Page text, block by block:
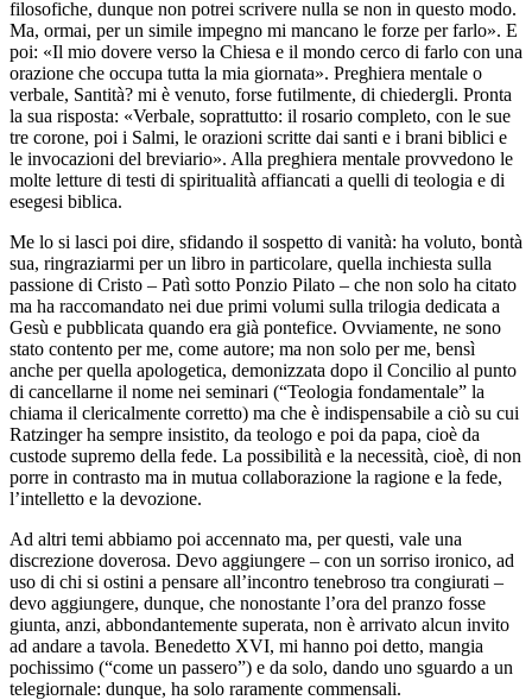
filosofiche, dunque non potrei scrivere nulla se non in questo modo.
Ma, ormai, per un simile impegno mi mancano le forze per farlo». E
poi: «Il mio dovere verso la Chiesa e il mondo cerco di farlo con una
orazione che occupa tutta la mia giornata». Preghiera mentale o
verbale, Santità? mi è venuto, forse futilmente, di chiedergli. Pronta
la sua risposta: «Verbale, soprattutto: il rosario completo, con le sue
tre corone, poi i Salmi, le orazioni scritte dai santi e i brani biblici e
le invocazioni del breviario». Alla preghiera mentale provvedono le
molte letture di testi di spiritualità affiancati a quelli di teologia e di
esegesi biblica.
Me lo si lasci poi dire, sfidando il sospetto di vanità: ha voluto, bontà
sua, ringraziarmi per un libro in particolare, quella inchiesta sulla
passione di Cristo – Patì sotto Ponzio Pilato – che non solo ha citato
ma ha raccomandato nei due primi volumi sulla trilogia dedicata a
Gesù e pubblicata quando era già pontefice. Ovviamente, ne sono
stato contento per me, come autore; ma non solo per me, bensì
anche per quella apologetica, demonizzata dopo il Concilio al punto
di cancellarne il nome nei seminari (“Teologia fondamentale” la
chiama il clericalmente corretto) ma che è indispensabile a ciò su cui
Ratzinger ha sempre insistito, da teologo e poi da papa, cioè da
custode supremo della fede. La possibilità e la necessità, cioè, di non
porre in contrasto ma in mutua collaborazione la ragione e la fede,
l’intelletto e la devozione.
Ad altri temi abbiamo poi accennato ma, per questi, vale una
discrezione doverosa. Devo aggiungere – con un sorriso ironico, ad
uso di chi si ostini a pensare all’incontro tenebroso tra congiurati –
devo aggiungere, dunque, che nonostante l’ora del pranzo fosse
giunta, anzi, abbondantemente superata, non è arrivato alcun invito
ad andare a tavola. Benedetto XVI, mi hanno poi detto, mangia
pochissimo (“come un passero”) e da solo, dando uno sguardo a un
telegiornale: dunque, ha solo raramente commensali.